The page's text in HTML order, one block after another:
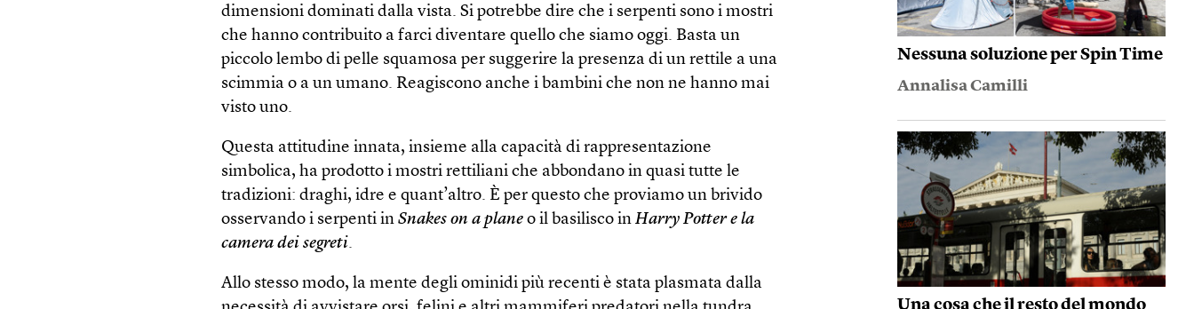
dimensioni dominati dalla vista. Si potrebbe dire che i serpenti sono i mostri
che hanno contribuito a farci diventare quello che siamo oggi. Basta un
piccolo lembo di pelle squamosa per suggerire la presenza di un rettile a una
scimmia o a un umano. Reagiscono anche i bambini che non ne hanno mai
visto uno.
Questa attitudine innata, insieme alla capacità di rappresentazione
simbolica, ha prodotto i mostri rettiliani che abbondano in quasi tutte le
tradizioni: draghi, idre e quant’altro. È per questo che proviamo un brivido
osservando i serpenti inSnakes on a plane o il basilisco inHarry Potter e la
camera dei segreti.
Allo stesso modo, la mente degli ominidi più recenti è stata plasmata dalla
Nessuna soluzione per Spin Time
Annalisa Camilli